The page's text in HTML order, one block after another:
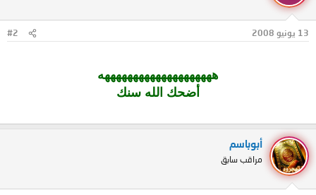
13 يونيو 2008 #2
ههههههههههههههههههههه
أضحك الله سنك
أبوباسم
مراقب سابق